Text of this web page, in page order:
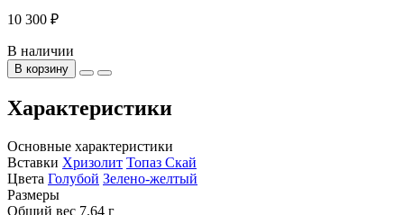
10 300 ₽
В наличии
В корзину
Характеристики
Основные характеристики
Вставки Хризолит Топаз Скай
Цвета Голубой Зелено-желтый
Размеры
Общий вес 7.64 г